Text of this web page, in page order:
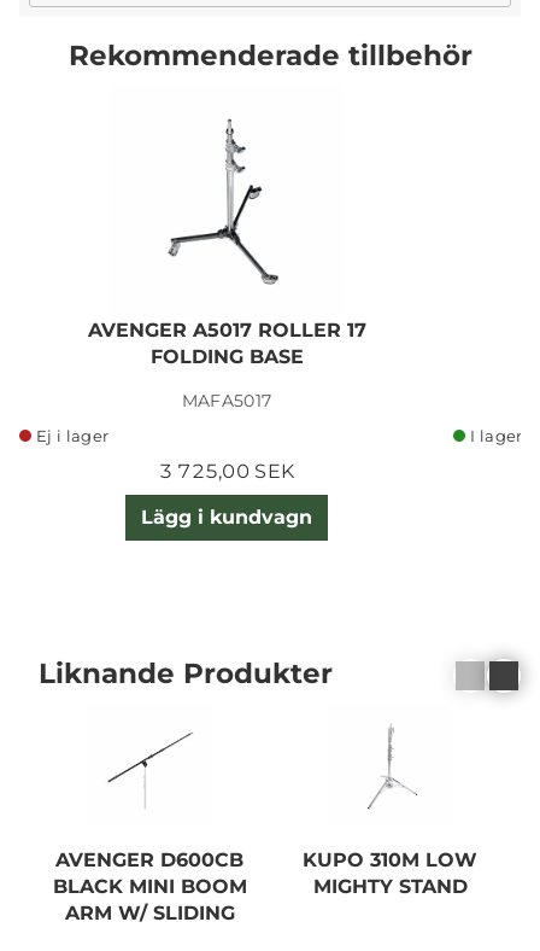
Rekommenderade tillbehör
AVENGER A5017 ROLLER 17
FOLDING BASE
MAFA5017
Ej i lager
3 725,00 SEK
Lägg i kundvagn
I lager
Liknande Produkter
AVENGER D600CB
BLACK MINI BOOM
ARM W/ SLIDING
KUPO 310M LOW
MIGHTY STAND